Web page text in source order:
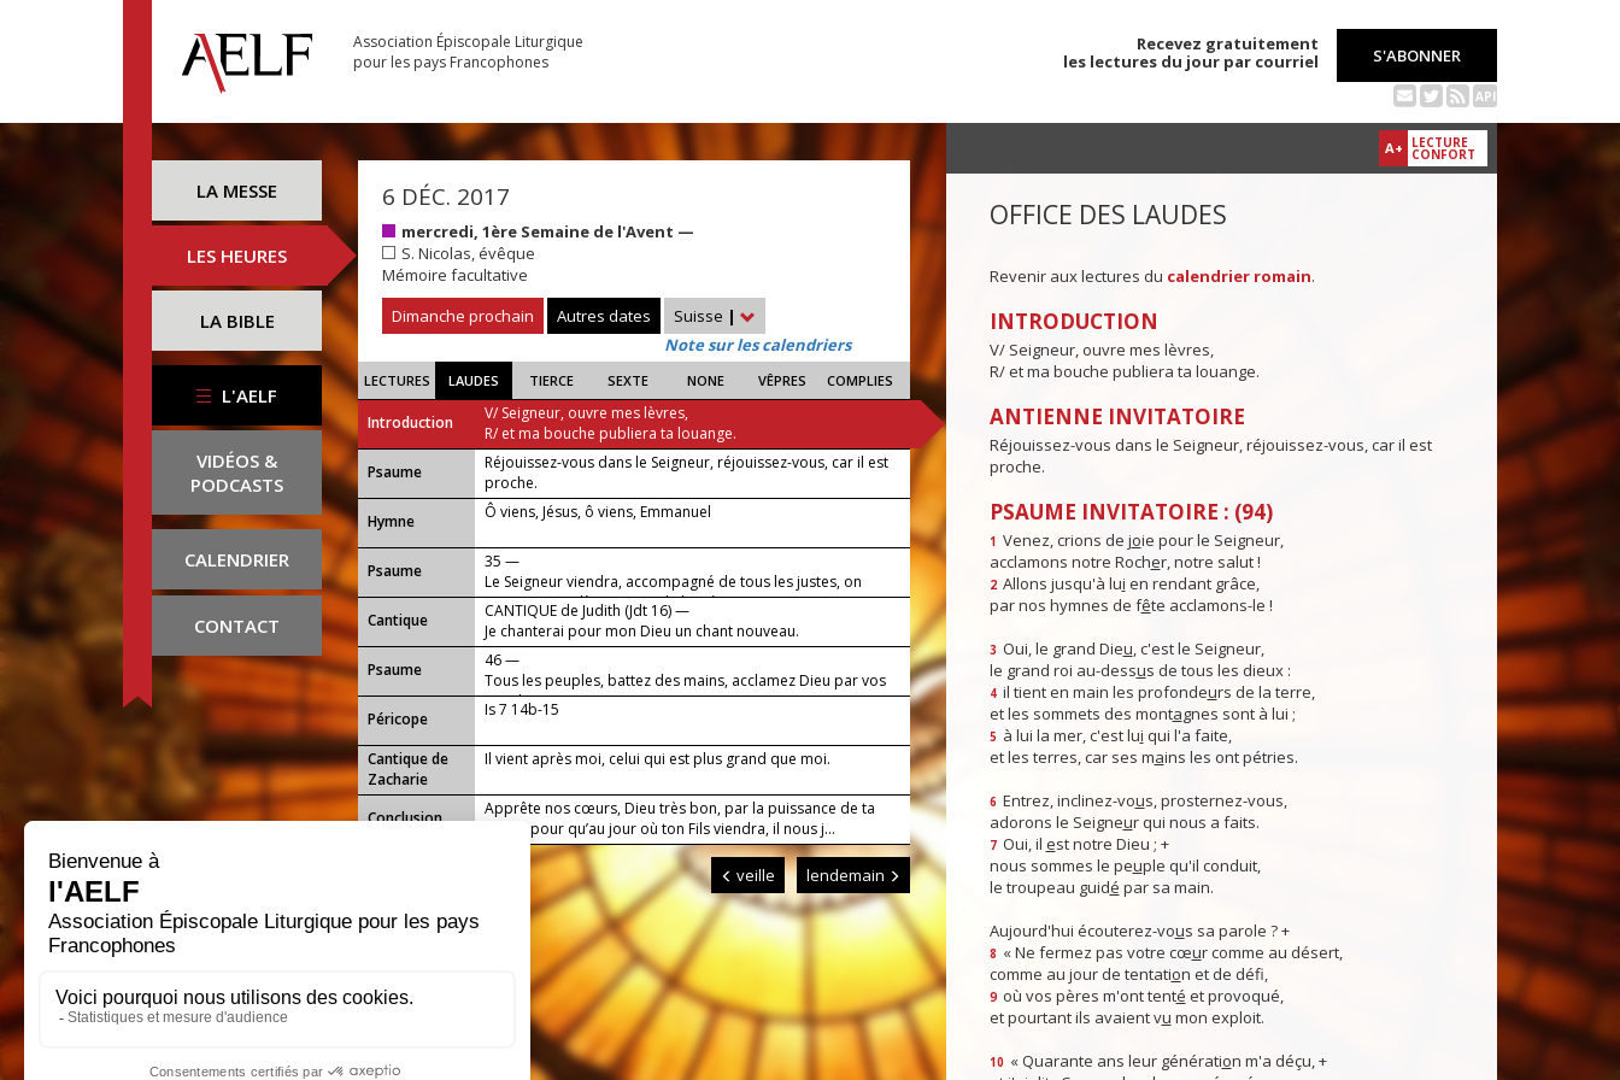
Association Épiscopale Liturgique
pour les pays Francophones
Recevez gratuitement
les lectures du jour par courriel
S'ABONNER
API
LA MESSE
LES HEURES
LA BIBLE
L'AELF
VIDÉOS &
PODCASTS
CALENDRIER
CONTACT
6 DÉC. 2017
mercredi, 1ère Semaine de l'Avent —
S. Nicolas, évêque
Mémoire facultative
Dimanche prochain
Autres dates Suisse |
Note sur les calendriers
LECTURES LAUDES TIERCE SEXTE NONE VÊPRES COMPLIES
Introduction
V/ Seigneur, ouvre mes lèvres,
R/ et ma bouche publiera ta louange.
Psaume
Réjouissez-vous dans le Seigneur, réjouissez-vous, car il est
proche.
Hymne
Ô viens, Jésus, ô viens, Emmanuel
Psaume
35 —
Le Seigneur viendra, accompagné de tous les justes, on
verra, ce jour-là, une grande lumière.
Cantique
CANTIQUE de Judith (Jdt 16) —
Je chanterai pour mon Dieu un chant nouveau.
Psaume
46 —
Tous les peuples, battez des mains, acclamez Dieu par vos
cris de joie !
Péricope
Is 7 14b-15
Cantique de
Zacharie
Il vient après moi, celui qui est plus grand que moi.
Conclusion
Apprête nos cœurs, Dieu très bon, par la puissance de ta
grâce, pour qu’au jour où ton Fils viendra, il nous j...
veille lendemain
A+ LECTURE
CONFORT
OFFICE DES LAUDES
Revenir aux lectures du calendrier romain.
INTRODUCTION
V/ Seigneur, ouvre mes lèvres,
R/ et ma bouche publiera ta louange.
ANTIENNE INVITATOIRE
Réjouissez-vous dans le Seigneur, réjouissez-vous, car il est
proche.
PSAUME INVITATOIRE : (94)
1 Venez, crions de joie pour le Seigneur,
acclamons notre Rocher, notre salut !
2 Allons jusqu'à lui en rendant grâce,
par nos hymnes de fête acclamons-le !
3 Oui, le grand Dieu, c'est le Seigneur,
le grand roi au-dessus de tous les dieux :
4 il tient en main les profondeurs de la terre,
et les sommets des montagnes sont à lui ;
5 à lui la mer, c'est lui qui l'a faite,
et les terres, car ses mains les ont pétries.
6 Entrez, inclinez-vous, prosternez-vous,
adorons le Seigneur qui nous a faits.
7 Oui, il est notre Dieu ; +
nous sommes le peuple qu'il conduit,
le troupeau guidé par sa main.
Aujourd'hui écouterez-vous sa parole ? +
8 « Ne fermez pas votre cœur comme au désert,
comme au jour de tentation et de défi,
9 où vos pères m'ont tenté et provoqué,
et pourtant ils avaient vu mon exploit.
10 « Quarante ans leur génération m'a déçu, +